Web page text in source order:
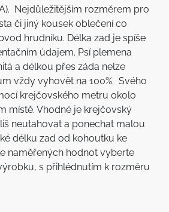
Nejdůležitějším rozměrem pro
či jiný kousek oblečení co
hrudníku. Délka zad je spíše
údajem. Psí plemena
a délkou přes záda nelze
vždy vyhovět na 100%. Svého
krejčovského metru okolo
místě. Vhodné je krejčovský
neutahovat a ponechat malou
délku zad od kohoutku ke
naměřených hodnot vyberte
s přihlédnutím k rozměru